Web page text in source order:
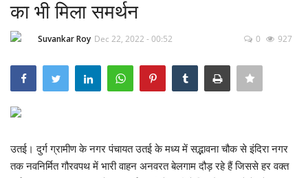
Contact
दुनिया
का भी मिला समर्थन
Suvankar Roy Dec 22, 2022 - 00:52 0 927
उतई। दुर्ग ग्रामीण के नगर पंचायत उतई के मध्य में सद्भावना चौक से इंदिरा नगर
तक नवनिर्मित गौरवपथ में भारी वाहन अनवरत बेलगाम दौड़ रहे हैं जिससे हर वक्त